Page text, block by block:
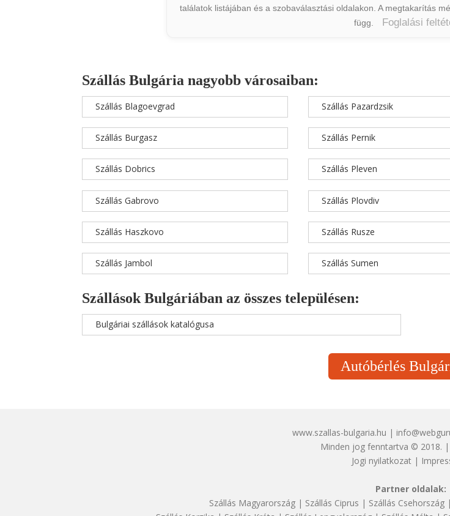
találatok listájában és a szobaválasztási oldalakon. A megtakarítás
függ.
Foglalási
Szállás Bulgária nagyobb városaiban:
Szállás Blagoevgrad
Szállás Burgasz
Szállás Dobrics
Szállás Gabrovo
Szállás Haszkovo
Szállás Jambol
Szállás Pazardzsik
Szállás Pernik
Szállás Pleven
Szállás Plovdiv
Szállás Rusze
Szállás Sumen
Szállások Bulgáriában az összes településen:
Bulgáriai szállások katalógusa
Autóbérlés
www.szallas-bulgaria.hu |
Minden jog fenntartva © 2018. |
Jogi nyilatkozat |
Partner oldalak:
Szállás Magyarország| Szállás Ciprus | Szállás Csehország|